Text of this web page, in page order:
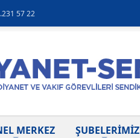
57 22
MERKEZ ŞUBELERİMİZ